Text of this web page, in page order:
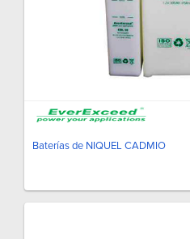
Baterías de NIQUEL CADMIO